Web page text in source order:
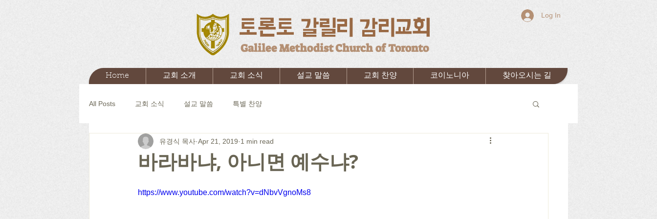
토론토 갈릴리 감리교회
Galilee Methodist Church of Toronto
Log In
Home 교회 소개 교회 소식 설교 말씀 교회 찬양 코이노니아 찾아오시는 길
All Posts 교회 소식 설교 말씀 특별 찬양
바라바냐, 아니면 예수냐?
유경식 목사 Apr 21, 2019 1 min read
https://www.youtube.com/watch?v=dNbvVgnoMs8